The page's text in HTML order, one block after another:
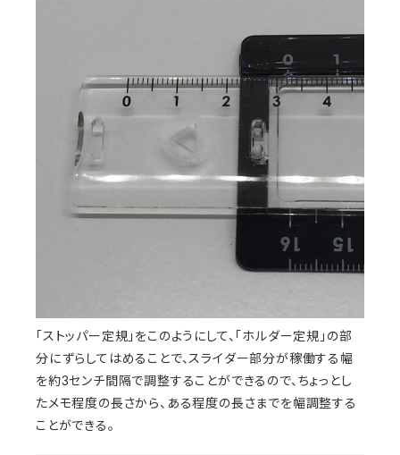
「ストッパー定規」をこのようにして、「ホルダー定規」の部
分にずらしてはめることで、スライダー部分が稼働する幅
を約3センチ間隔で調整することができるので、ちょっとし
たメモ程度の長さから、ある程度の長さまでを幅調整する
ことができる。